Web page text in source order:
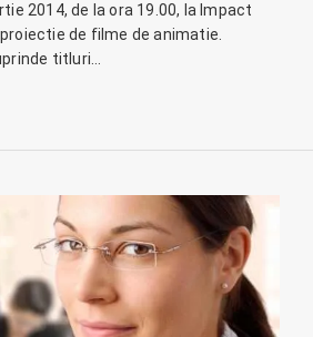
2014, de la ora 19.00, la Impact
de filme de animatie.
titluri…